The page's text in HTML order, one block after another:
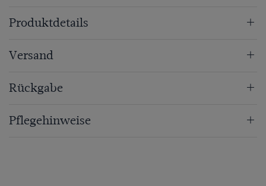
Produktdetails
Versand
Rückgabe
Pflegehinweise